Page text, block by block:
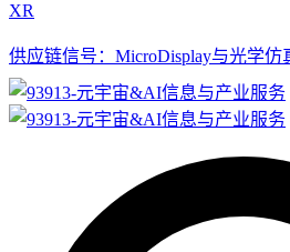
XR
供应链信号：MicroDisplay与光学